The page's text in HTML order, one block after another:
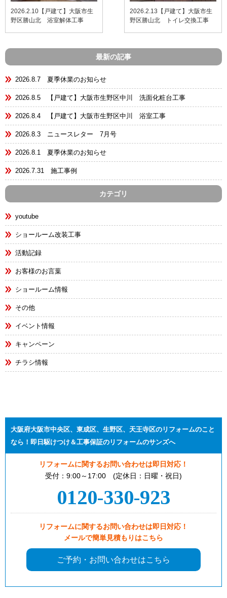
2026.2.10【戸建て】大阪市生
野区勝山北 浴室解体工事
2026.2.13【戸建て】大阪市生
野区勝山北 トイレ交換工事
最新の記事
2026.8.7 夏季休業のお知らせ
2026.8.5 【戸建て】大阪市生野区中川 洗面化粧台工事
2026.8.4 【戸建て】大阪市生野区中川 浴室工事
2026.8.3 ニュースレター 7月号
2026.8.1 夏季休業のお知らせ
2026.7.31 施工事例
カテゴリ
youtube
ショールーム改装工事
活動記録
お客様のお言葉
ショールーム情報
その他
イベント情報
キャンペーン
チラシ情報
大阪府大阪市中央区、東成区、生野区、天王寺区のリフォームのこと
なら！即日駆けつけ＆工事保証のリフォームのサンズへ
リフォームに関するお問い合わせは即日対応！
受付：9:00～17:00 (定休日：日曜・祝日)
0120-330-923
リフォームに関するお問い合わせは即日対応！
メールで簡単見積もりはこちら
ご予約・お問い合わせはこちら